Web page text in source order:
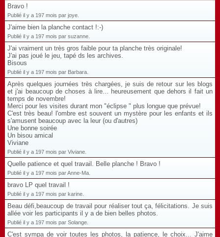
Bravo !
Publié il y a 197 mois par joye.
J'aime bien la planche contact !:-)
Publié il y a 197 mois par suzanne.
J'ai vraiment un très gros faible pour ta planche très originale!
J'ai pas joué le jeu, tapé ds les archives.
Bisous
Publié il y a 197 mois par Barbara.
Après quelques journées très chargées, je suis de retour sur les blogs
et j'ai beaucoup de choses à lire... heureusement que dehors il fait un
temps de novembre!
Merci pour les visites durant mon "éclipse " plus longue que prévue!
C'est très beau! l'ombre est souvent un mystère pour les enfants et ils
s'amusent beaucoup avec la leur (ou d'autres)
Une bonne soirée
Un bisou amical
Viviane
Publié il y a 197 mois par Viviane.
Quelle patience et quel travail. Belle planche ! Bravo !
Publié il y a 197 mois par Anne-Ma.
bravo LP quel travail !
Publié il y a 197 mois par karine.
Beau défi,beaucoup de travail pour réaliser tout ça, félicitations. Je suis
allée voir les participants il y a de bien belles photos.
Publié il y a 197 mois par Solange.
C'est sympa de voir toutes les photos, la patience, le choix... J'aime